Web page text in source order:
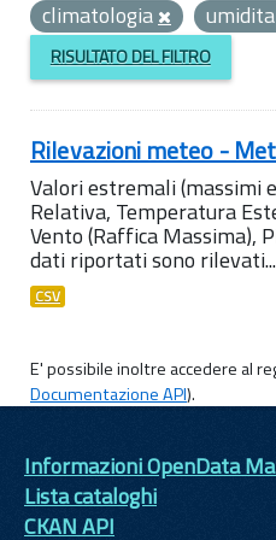
climatologia
umidita
RISULTATO DEL FILTRO
Rilevazioni meteo -
Valori estremali (massimi
Relativa, Temperatura
Vento (Raffica Massima),
dati riportati sono rilevati...
CSV
E' possibile inoltre accedere al
Documentazione API).
Informazioni OpenData
Lista cataloghi
CKAN API